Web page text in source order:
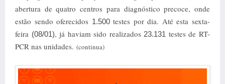
abertura de quatro centros para diagnóstico precoce, onde
estão sendo oferecidos 1.500testes por dia. Até esta sexta-
feira (08/01), já haviam sido realizados23.131 testes de RT-
PCR nas unidades. (continua)